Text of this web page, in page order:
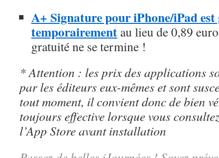
A+ Signature pour iPhone/iPad
temporairement au lieu de 0,89
gratuité ne se termine !
* Attention : les prix des applications
par les éditeurs eux-mêmes et sont
tout moment, il convient donc de bien
toujours effective lorsque vous
l’App Store avant installation